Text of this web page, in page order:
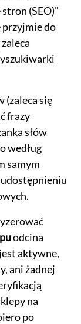
(SEO)”
przyjmie do
(zaleca się
frazy
słów
według
samym
odcina
aktywne,
ani żadnej
na
po